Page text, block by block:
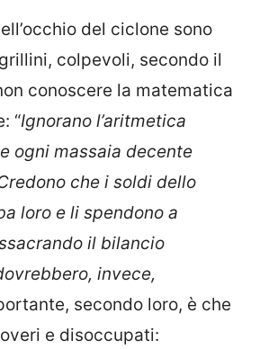
del ciclone sono
colpevoli, secondo il
conoscere la matematica
“Ignorano l’aritmetica
ogni massaia decente
che i soldi dello
loro e li spendono a
il bilancio
invece,
secondo loro, è che
e disoccupati: